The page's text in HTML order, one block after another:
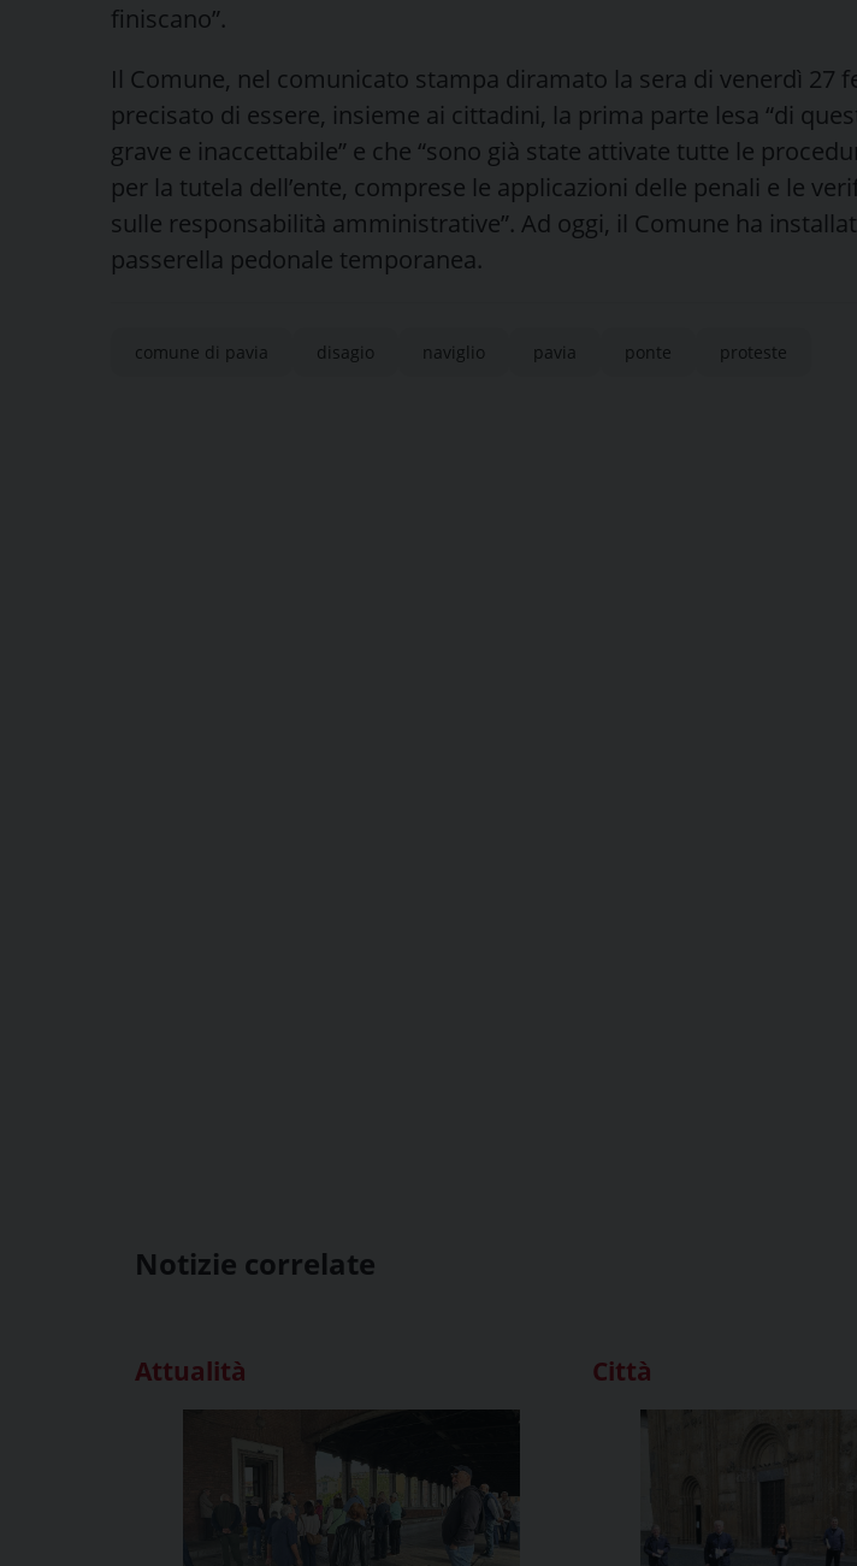
finiscano”.
Il Comune, nel comunicato stampa diramato la sera di venerdì 27
precisato di essere, insieme ai cittadini, la prima parte lesa “di
grave e inaccettabile” e che “sono già state attivate tutte le
per la tutela dell’ente, comprese le applicazioni delle penali e le
sulle responsabilità amministrative”. Ad oggi, il Comune ha
passerella pedonale temporanea.
comune di pavia disagio naviglio pavia ponte proteste
Notizie correlate
Attualità Città